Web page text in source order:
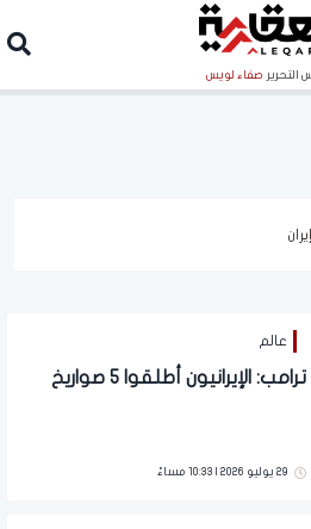
التحرير صفاء لويس
عالم
ترامب: الإيرانيون أطلقوا 5 صواريخ
29 يوليو 2026 | 10:33 مساءً